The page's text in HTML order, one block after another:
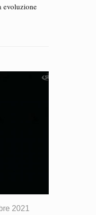
evoluzione
2021